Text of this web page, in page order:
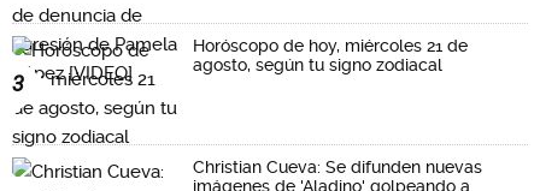
3
Horóscopo de hoy, miércoles 21 de
agosto, según tu signo zodiacal
Christian Cueva: Se difunden nuevas
imágenes de 'Aladino' golpeando a